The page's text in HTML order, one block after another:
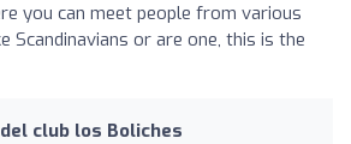
you can meet people from various
Scandinavians or are one, this is the
club los Boliches